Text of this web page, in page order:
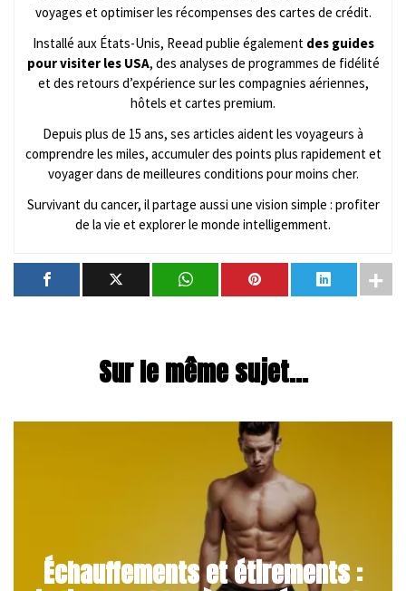
voyages et optimiser les récompenses des cartes de crédit.
Installé aux États-Unis, Reead publie également des guides
pour visiter les USA, des analyses de programmes de fidélité
et des retours d’expérience sur les compagnies aériennes,
hôtels et cartes premium.
Depuis plus de 15 ans, ses articles aident les voyageurs à
comprendre les miles, accumuler des points plus rapidement et
voyager dans de meilleures conditions pour moins cher.
Survivant du cancer, il partage aussi une vision simple : profiter
de la vie et explorer le monde intelligemment.
Sur le même sujet...
Échauffements et étirements :